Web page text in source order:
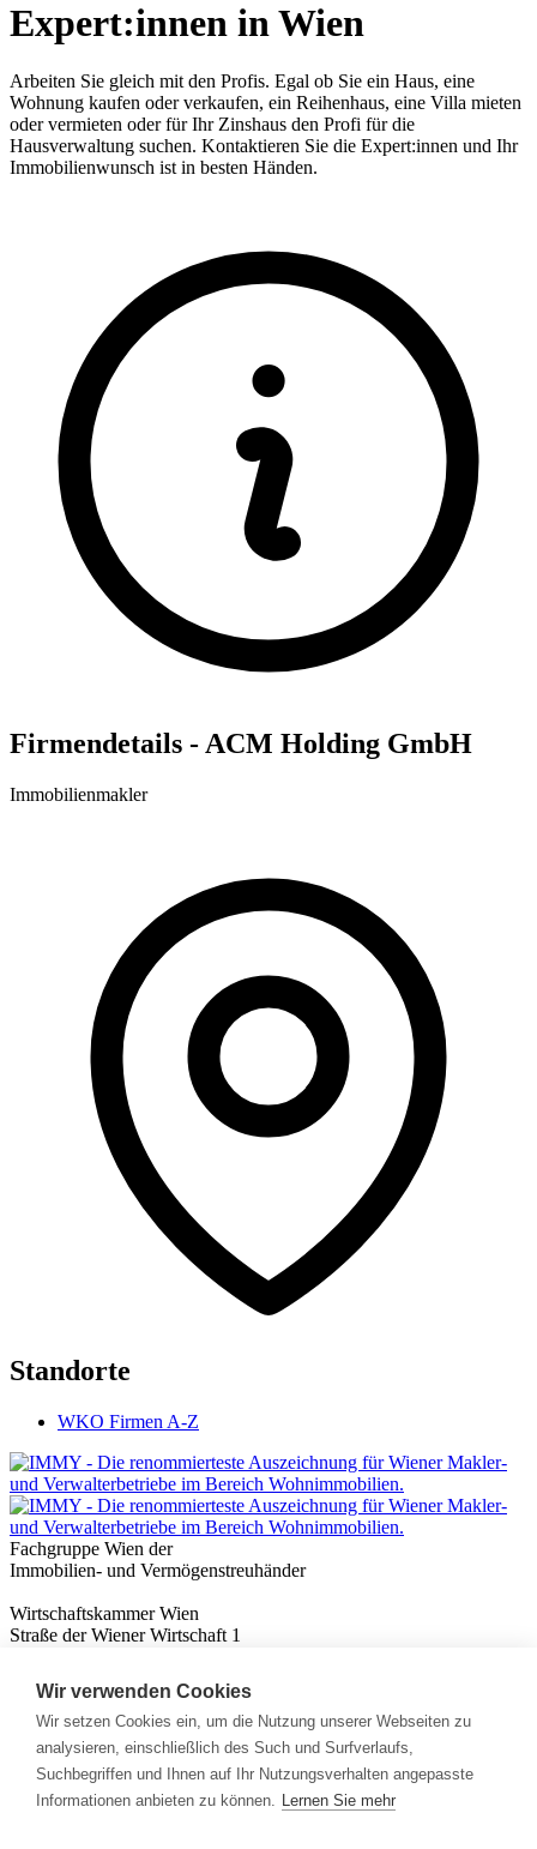
Expert:innen in Wien
Arbeiten Sie gleich mit den Profis. Egal ob Sie ein Haus, eine
Wohnung kaufen oder verkaufen, ein Reihenhaus, eine Villa mieten
oder vermieten oder für Ihr Zinshaus den Profi für die
Hausverwaltung suchen. Kontaktieren Sie die Expert:innen und Ihr
Immobilienwunsch ist in besten Händen.
Firmendetails - ACM Holding GmbH
Immobilienmakler
Standorte
WKO Firmen A-Z
Fachgruppe Wien der
Immobilien- und Vermögenstreuhänder
Wirtschaftskammer Wien
Straße der Wiener Wirtschaft 1
Nützliches
Immobilienwissen
Formulare & Rechner
Expert:innen
Info
Wir verwenden Cookies
Wir setzen Cookies ein, um die Nutzung unserer Webseiten zu
analysieren, einschließlich des Such und Surfverlaufs,
Suchbegriffen und Ihnen auf Ihr Nutzungsverhalten angepasste
Informationen anbieten zu können. Lernen Sie mehr